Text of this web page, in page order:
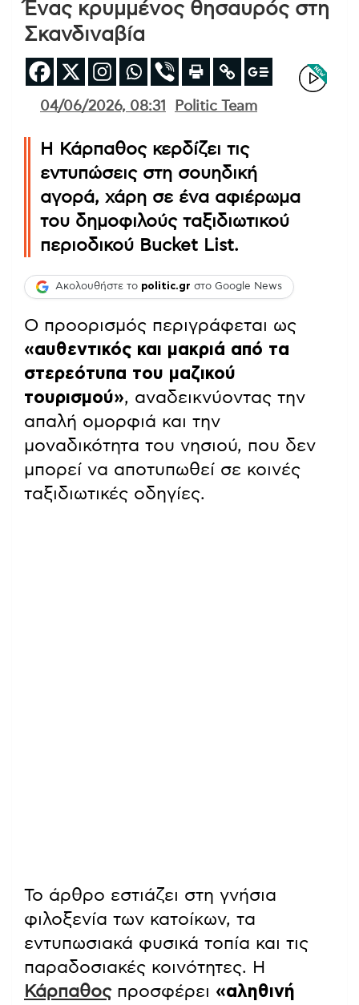
Ένας κρυμμένος θησαυρός στη
Σκανδιναβία
04/06/2026, 08:31 Politic Team
Η Κάρπαθος κερδίζει τις
εντυπώσεις στη σουηδική
αγορά, χάρη σε ένα αφιέρωμα
του δημοφιλούς ταξιδιωτικού
περιοδικού Bucket List.
Ακολουθήστε το politic.gr στο Google News
Ο προορισμός περιγράφεται ως
«αυθεντικός και μακριά από τα
στερεότυπα του μαζικού
τουρισμού», αναδεικνύοντας την
απαλή ομορφιά και την
μοναδικότητα του νησιού, που δεν
μπορεί να αποτυπωθεί σε κοινές
ταξιδιωτικές οδηγίες.
Το άρθρο εστιάζει στη γνήσια
φιλοξενία των κατοίκων, τα
εντυπωσιακά φυσικά τοπία και τις
παραδοσιακές κοινότητες. Η
Κάρπαθοςπροσφέρει «αληθινή